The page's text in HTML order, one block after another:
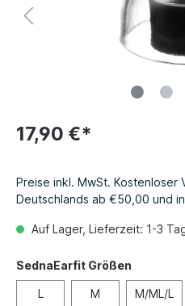
17,90 €*
Preise inkl. MwSt. Kostenloser
Deutschlands ab €50,00 und
Auf Lager, Lieferzeit: 1-3
SednaEarfit Größen
L M M/ML/L